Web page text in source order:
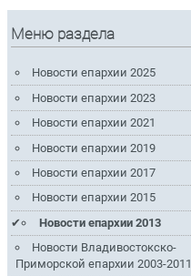
Меню раздела
Новости епархии 2025
Новости епархии 2023
Новости епархии 2021
Новости епархии 2019
Новости епархии 2017
Новости епархии 2015
Новости епархии 2013
Новости Владивостокско-
Приморской епархии 2003-2011